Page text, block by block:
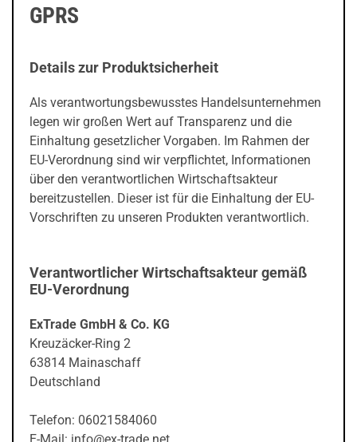
GPRS
Details zur Produktsicherheit
Als verantwortungsbewusstes Handelsunternehmen
legen wir großen Wert auf Transparenz und die
Einhaltung gesetzlicher Vorgaben. Im Rahmen der
EU-Verordnung sind wir verpflichtet, Informationen
über den verantwortlichen Wirtschaftsakteur
bereitzustellen. Dieser ist für die Einhaltung der EU-
Vorschriften zu unseren Produkten verantwortlich.
Verantwortlicher Wirtschaftsakteur gemäß
EU-Verordnung
ExTrade GmbH & Co. KG
Kreuzäcker-Ring 2
63814 Mainaschaff
Deutschland
Telefon: 06021584060